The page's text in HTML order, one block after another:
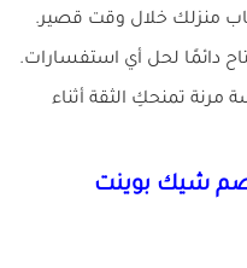
منزلك خلال وقت قصير.
دائمًا لحل أي استفسارات.
مرنة تمنحكِ الثقة أثناء
شيك بوينت